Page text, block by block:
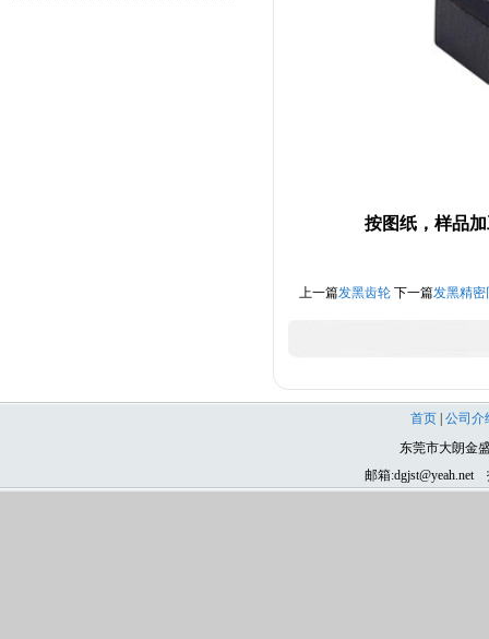
按图纸，样品
上一篇发黑齿轮 下一篇发黑精密
首页 公司
东莞市大朗金
邮箱